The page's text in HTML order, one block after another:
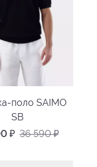
поло SAIMO
SB
₽ 36 590₽